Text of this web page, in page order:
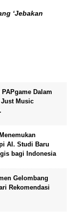
‘Jebakan
Dalam
Music
AI. Studi Baru
bagi Indonesia
Gelombang
Rekomendasi